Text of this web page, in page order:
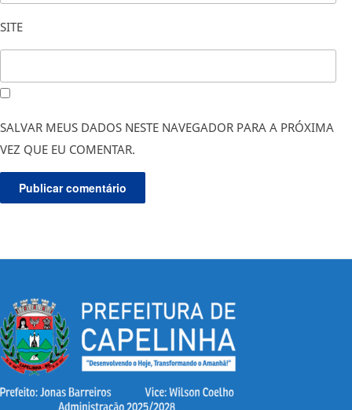
SITE
SALVAR MEUS DADOS NESTE NAVEGADOR PARA A PRÓXIMA
VEZ QUE EU COMENTAR.